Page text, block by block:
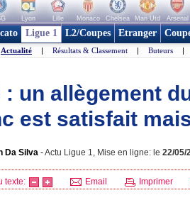
Lyon Lille Monaco Chelsea Man Utd Arsenal
Ligue 1 L2/Coupes Etranger
Actualité | Résultats & Classement | Buteurs |
: un allègement
est satisfait
Da Silva -Actu Ligue 1, Mise en ligne: le 22/05/
texte: Email Imprimer